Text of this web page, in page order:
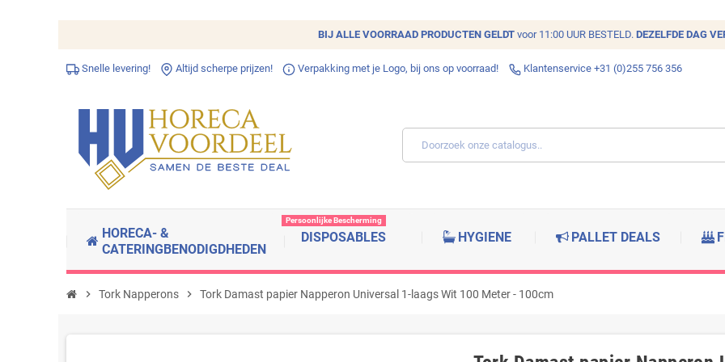
BIJ ALLE VOORRAAD PRODUCTEN GELDT voor 11:00 UUR BESTELD. DEZELFDE DAG
Snelle levering! Altijd scherpe prijzen! Verpakking met je Logo, bij ons op voorraad! Klantenservice +31 (0)255 756 356
HORECA- &
CATERINGBENODIGDHEDEN
DISPOSABLES
Persoonlijke Bescherming
HYGIENE PALLET DEALS
chevron_right Tork Napperons chevron_right Tork Damast papier Napperon Universal 1-laags Wit 100 Meter - 100cm